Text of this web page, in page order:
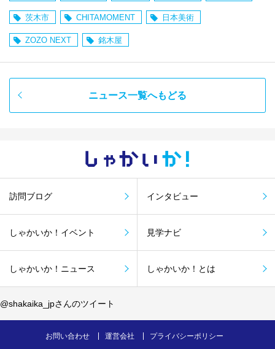
茨木市 CHITAMOMENT 日本美術
ZOZO NEXT 銘木屋
ニュース一覧へもどる
しゃかい か！
訪問ブログ インタビュー
しゃかいか！イベント 見学ナビ
しゃかいか！ニュース しゃかいか！とは
@shakaika_jpさんのツイート
お問い合わせ 運営会社 プライバシーポリシー